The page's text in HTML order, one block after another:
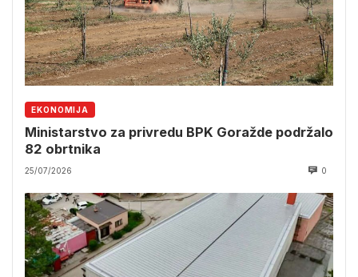
EKONOMIJA
Ministarstvo za privredu BPK Goražde podržalo
82 obrtnika
25/07/2026 0